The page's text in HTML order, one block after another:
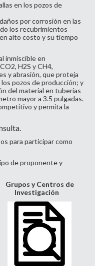
en los pozos de
por corrosión en las
los recubrimientos
alto costo y su tiempo
inmiscible en
H2S y CH4,
y abrasión, que proteja
pozos de producción; y
del material en tuberías
mayor a 3.5 pulgadas.
y permita la
para participar como
de proponente y
Grupos y Centros de
Investigación